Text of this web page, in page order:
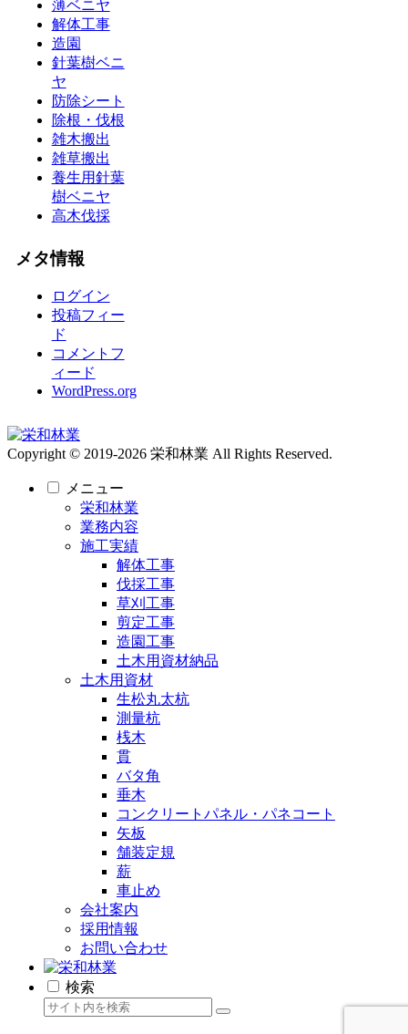
薄ベニヤ
解体工事
造園
針葉樹ベニ
ヤ
防除シート
除根・伐根
雑木搬出
雑草搬出
養生用針葉
樹ベニヤ
高木伐採
メタ情報
ログイン
投稿フィー
ド
コメントフ
ィード
WordPress.org
Copyright © 2019-2026 栄和林業 All Rights Reserved.
メニュー
栄和林業
業務内容
施工実績
解体工事
伐採工事
草刈工事
剪定工事
造園工事
土木用資材納品
土木用資材
生松丸太杭
測量杭
桟木
貫
バタ角
垂木
コンクリートパネル・パネコート
矢板
舗装定規
薪
車止め
会社案内
採用情報
お問い合わせ
検索